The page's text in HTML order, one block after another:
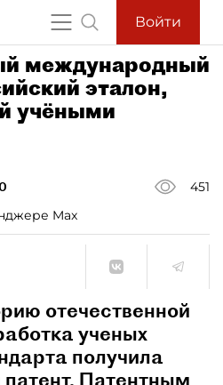
Войти
международный
эталон,
учёными
451
Max
отечественной
ученых
получила
Патентным